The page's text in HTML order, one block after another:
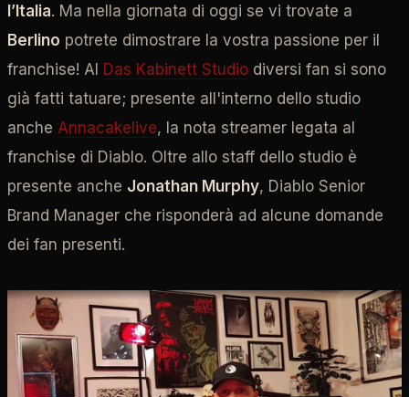
l’Italia. Ma nella giornata di oggi se vi trovate a
Berlino potrete dimostrare la vostra passione per il
franchise! Al Das Kabinett Studio diversi fan si sono
già fatti tatuare; presente all'interno dello studio
anche Annacakelive, la nota streamer legata al
franchise di Diablo. Oltre allo staff dello studio è
presente anche Jonathan Murphy, Diablo Senior
Brand Manager che risponderà ad alcune domande
dei fan presenti.